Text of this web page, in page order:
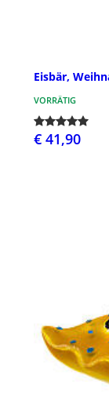
Eisbär,
VORRÄTIG
€ 41,90